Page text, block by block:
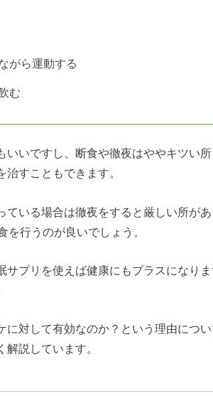
がら運動する
む
いいですし、断食や徹夜はややキツい
すこともできます。
ている場合は徹夜をすると厳しい所が
を行うのが良いでしょう。
サプリを使えば健康にもプラスになり
に対して有効なのか？という理由につ
解説しています。